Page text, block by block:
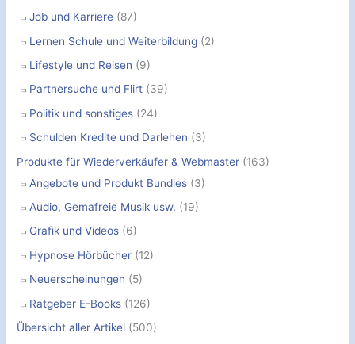
Job und Karriere (87)
Lernen Schule und Weiterbildung (2)
Lifestyle und Reisen (9)
Partnersuche und Flirt (39)
Politik und sonstiges (24)
Schulden Kredite und Darlehen (3)
Produkte für Wiederverkäufer & Webmaster (163)
Angebote und Produkt Bundles (3)
Audio, Gemafreie Musik usw. (19)
Grafik und Videos (6)
Hypnose Hörbücher (12)
Neuerscheinungen (5)
Ratgeber E-Books (126)
Übersicht aller Artikel (500)